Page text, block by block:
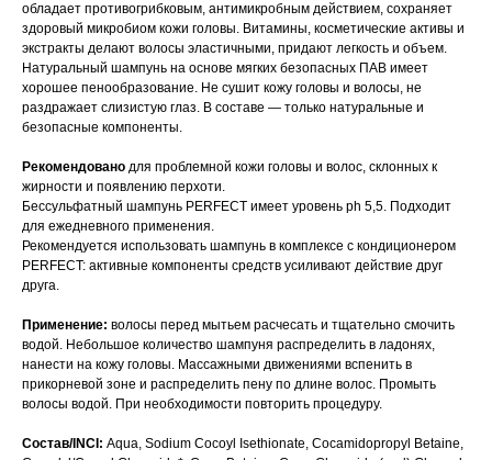
обладает противогрибковым, антимикробным действием, сохраняет
здоровый микробиом кожи головы. Витамины, косметические активы и
экстракты делают волосы эластичными, придают легкость и объем.
Натуральный шампунь на основе мягких безопасных ПАВ имеет
хорошее пенообразование. Не сушит кожу головы и волосы, не
раздражает слизистую глаз. В составе — только натуральные и
безопасные компоненты.
Рекомендовано для проблемной кожи головы и волос, склонных к
жирности и появлению перхоти.
Бессульфатный шампунь PERFECT имеет уровень ph 5,5. Подходит
для ежедневного применения.
Рекомендуется использовать шампунь в комплексе с кондиционером
PERFECT: активные компоненты средств усиливают действие друг
друга.
Применение: волосы перед мытьем расчесать и тщательно смочить
водой. Небольшое количество шампуня распределить в ладонях,
нанести на кожу головы. Массажными движениями вспенить в
прикорневой зоне и распределить пену по длине волос. Промыть
волосы водой. При необходимости повторить процедуру.
Состав/INCI: Aqua, Sodium Cocoyl Isethionate, Cocamidopropyl Betaine,